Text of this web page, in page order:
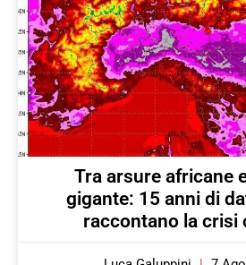
Tra arsure africane
gigante: 15 anni di
raccontano la crisi